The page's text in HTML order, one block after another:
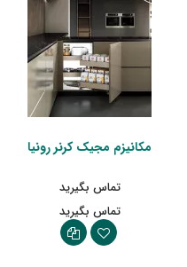
مکانیزم مجیک کرنر رونیا
تماس بگیرید
تماس بگیرید